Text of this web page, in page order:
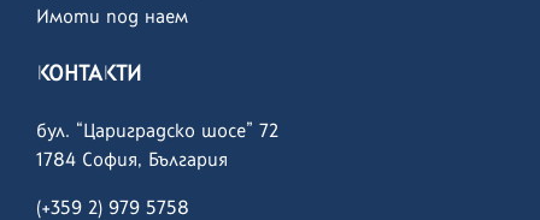
Имоти под наем
КОНТАКТИ
бул. “Цариградско шосе” 72
1784 София, България
(+359 2) 979 5758